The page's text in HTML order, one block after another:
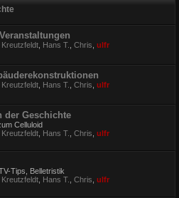
Hans T. Chris ulfr
Hans T. Chris ulfr
der Geschichte
Celluloid
Hans T. Chris ulfr
Tips, Belletristik
Hans T. Chris ulfr